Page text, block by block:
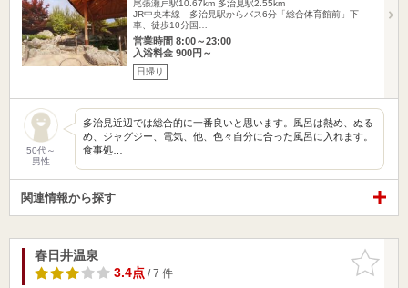
尾張瀬戸駅10.67km 多治見駅2.55km
JR中央本線 多治見駅からバス6分「総合体育館前」下
車、徒歩10分国…
営業時間 8:00～23:00
入浴料金 900円～
日帰り
50代～
男性
多治見近辺では総合的に一番良いと思います。風呂は熱め、ぬる
め、ジャグジー、電気、他、色々自分に合った風呂に入れます。
食事処…
関連情報から探す
お気に入
りに追加
春日井温泉
3.4点/ 7 件